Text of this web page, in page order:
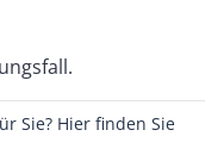
Sie? Hier finden Sie